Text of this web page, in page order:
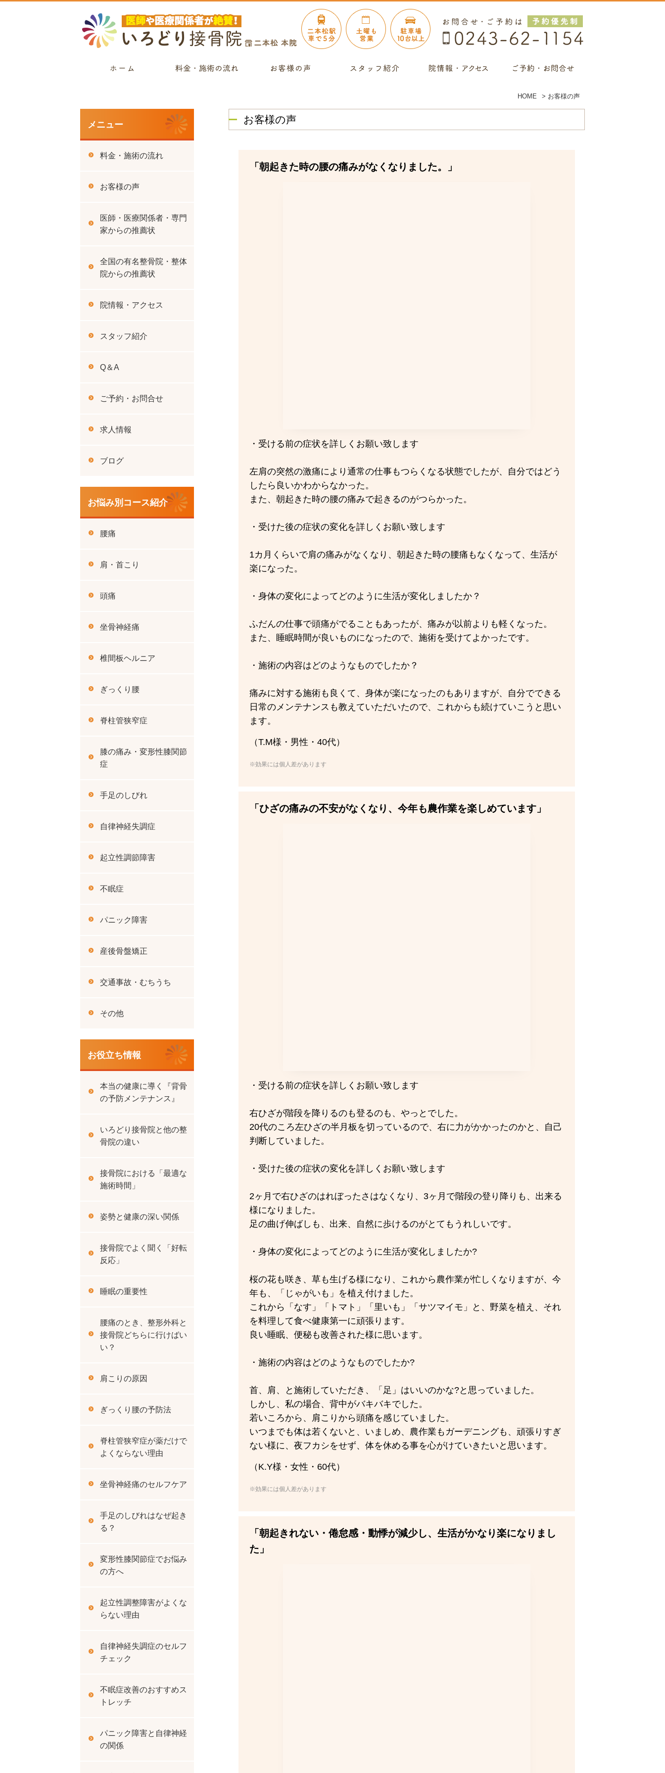
HOME > お客様の声
お客様の声
「朝起きた時の腰の痛みがなくなりました。」
・受ける前の症状を詳しくお願い致します
左肩の突然の激痛により通常の仕事もつらくなる状態でしたが、自分ではどう
したら良いかわからなかった。
また、朝起きた時の腰の痛みで起きるのがつらかった。
・受けた後の症状の変化を詳しくお願い致します
1カ月くらいで肩の痛みがなくなり、朝起きた時の腰痛もなくなって、生活が
楽になった。
・身体の変化によってどのように生活が変化しましたか？
ふだんの仕事で頭痛がでることもあったが、痛みが以前よりも軽くなった。
また、睡眠時間が良いものになったので、施術を受けてよかったです。
・施術の内容はどのようなものでしたか？
痛みに対する施術も良くて、身体が楽になったのもありますが、自分でできる
日常のメンテナンスも教えていただいたので、これからも続けていこうと思い
ます。
（T.M様・男性・40代）
※効果には個人差があります
「ひざの痛みの不安がなくなり、今年も農作業を楽しめています」
・受ける前の症状を詳しくお願い致します
右ひざが階段を降りるのも登るのも、やっとでした。
20代のころ左ひざの半月板を切っているので、右に力がかかったのかと、自己
判断していました。
・受けた後の症状の変化を詳しくお願い致します
2ヶ月で右ひざのはれぼったさはなくなり、3ヶ月で階段の登り降りも、出来る
様になりました。
足の曲げ伸ばしも、出来、自然に歩けるのがとてもうれしいです。
・身体の変化によってどのように生活が変化しましたか?
桜の花も咲き、草も生げる様になり、これから農作業が忙しくなりますが、今
年も、「じゃがいも」を植え付けました。
これから「なす」「トマト」「里いも」「サツマイモ」と、野菜を植え、それ
を料理して食べ健康第一に頑張ります。
良い睡眠、便秘も改善された様に思います。
・施術の内容はどのようなものでしたか?
首、肩、と施術していただき、「足」はいいのかな?と思っていました。
しかし、私の場合、背中がバキバキでした。
若いころから、肩こりから頭痛を感じていました。
いつまでも体は若くないと、いましめ、農作業もガーデニングも、頑張りすぎ
ない様に、夜フカシをせず、体を休める事を心がけていきたいと思います。
（K.Y様・女性・60代）
※効果には個人差があります
「朝起きれない・倦怠感・動悸が減少し、生活がかなり楽になりまし
た」
メニュー
料金・施術の流れ
お客様の声
医師・医療関係者・専門
家からの推薦状
全国の有名整骨院・整体
院からの推薦状
院情報・アクセス
スタッフ紹介
Q＆A
ご予約・お問合せ
求人情報
ブログ
お悩み別コース紹介
腰痛
肩・首こり
頭痛
坐骨神経痛
椎間板ヘルニア
ぎっくり腰
脊柱管狭窄症
膝の痛み・変形性膝関節
症
手足のしびれ
自律神経失調症
起立性調節障害
不眠症
パニック障害
産後骨盤矯正
交通事故・むちうち
その他
お役立ち情報
本当の健康に導く『背骨
の予防メンテナンス』
いろどり接骨院と他の整
骨院の違い
接骨院における「最適な
施術時間」
姿勢と健康の深い関係
接骨院でよく聞く「好転
反応」
睡眠の重要性
腰痛のとき、整形外科と
接骨院どちらに行けばい
い？
肩こりの原因
ぎっくり腰の予防法
脊柱管狭窄症が薬だけで
よくならない理由
坐骨神経痛のセルフケア
手足のしびれはなぜ起き
る？
変形性膝関節症でお悩み
の方へ
起立性調整障害がよくな
らない理由
自律神経失調症のセルフ
チェック
不眠症改善のおすすめス
トレッチ
パニック障害と自律神経
の関係